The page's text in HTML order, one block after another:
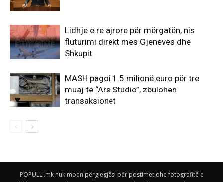
Lidhje e re ajrore për mërgatën, nis
fluturimi direkt mes Gjenevës dhe
Shkupit
MASH pagoi 1.5 milionë euro për tre
muaj te “Ars Studio”, zbulohen
transaksionet
POPULLI.mk nuk mban përgjegjësi për postimet dhe fotografitë e